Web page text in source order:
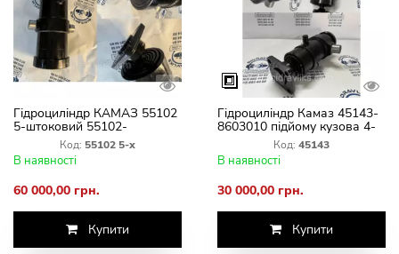
Гідроциліндр КАМАЗ 55102
5-штоковий 55102-
8603010-10
Код: 55102 5-х
В наявності
60 000,00 грн.
Купити
Гідроциліндр Камаз 45143-
8603010 підйому кузова 4-
штоковий ГЦ 111.02.015 1
Код: 45143
В наявності
30 000,00 грн.
Купити